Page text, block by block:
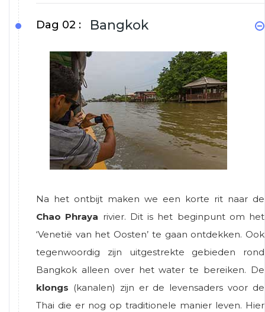
Dag 02 : Bangkok
Na het ontbijt maken we een korte rit naar de
Chao Phraya rivier. Dit is het beginpunt om het
‘Venetië van het Oosten’ te gaan ontdekken. Ook
tegenwoordig zijn uitgestrekte gebieden rond
Bangkok alleen over het water te bereiken. De
klongs (kanalen) zijn er de levensaders voor de
Thai die er nog op traditionele manier leven. Hier